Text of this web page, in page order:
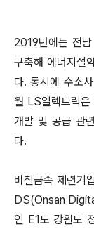
2019년에는 전남
구축해 에너지절
다. 동시에 수소
월 LS일렉트릭은
개발 및 공급 관
다.
비철금속 제련기
DS(Onsan
인 E1도 강원도